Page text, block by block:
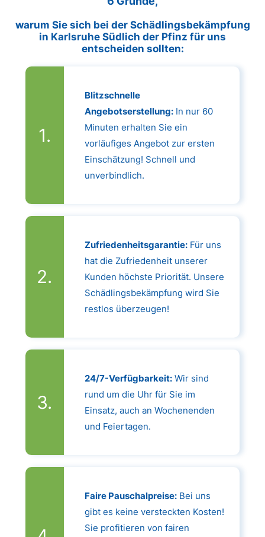
warum Sie sich bei der Schädlingsbekämpfung
in Karlsruhe Südlich der Pfinz für uns
entscheiden sollten:
Blitzschnelle
Angebotserstellung:In nur 60
Minuten erhalten Sie ein
vorläufiges Angebot zur ersten
Einschätzung! Schnell und
unverbindlich.
Zufriedenheitsgarantie:Für uns
hat die Zufriedenheit unserer
Kunden höchste Priorität. Unsere
Schädlingsbekämpfung wird Sie
restlos überzeugen!
24/7-Verfügbarkeit:Wir sind
rund um die Uhr für Sie im
Einsatz, auch an Wochenenden
und Feiertagen.
Faire Pauschalpreise:Bei uns
gibt es keine versteckten Kosten!
Sie profitieren von fairen